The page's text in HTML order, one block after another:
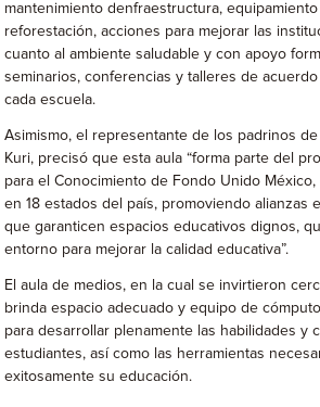
mantenimiento denfraestructura,
reforestación, acciones para mejorar las
cuanto al ambiente saludable y con apoyo
seminarios, conferencias y talleres de
cada escuela.
Asimismo, el representante de los padrinos
Kuri, precisó que esta aula “forma parte del
para el Conocimiento de Fondo Unido
en 18 estados del país, promoviendo alianzas
que garanticen espacios educativos dignos,
entorno para mejorar la calidad educativa”.
El aula de medios, en la cual se invirtieron
brinda espacio adecuado y equipo de
para desarrollar plenamente las habilidades y
estudiantes, así como las herramientas
exitosamente su educación.